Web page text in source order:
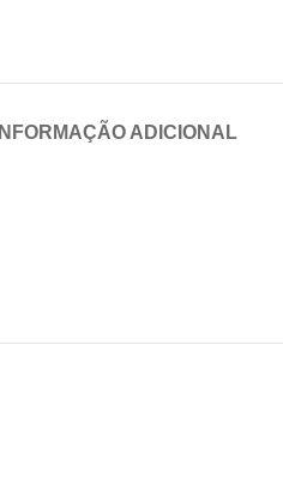
INFORMAÇÃO ADICIONAL